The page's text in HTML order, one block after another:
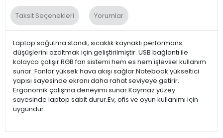
Taksit Seçenekleri Yorumlar
Laptop soğutma standı, sıcaklık kaynaklı performans
düşüşlerini azaltmak için geliştirilmiştir. USB bağlantı ile
kolayca çalışır.RGB fan sistemi hem es hem işlevsel kullanım
sunar. Fanlar yüksek hava akışı sağlar.Notebook yükseltici
yapısı sayesinde ekranı daha rahat seviyeye getirir.
Ergonomik çalışma deneyimi sunar.Kaymaz yüzey
sayesinde laptop sabit durur.Ev, ofis ve oyun kullanımı için
uygundur.